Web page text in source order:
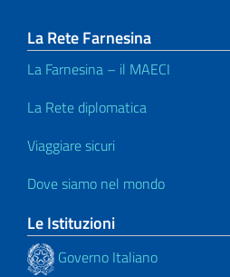
La Rete Farnesina
La Farnesina – il MAECI
La Rete diplomatica
Viaggiare sicuri
Dove siamo nel mondo
Le Istituzioni
Governo Italiano